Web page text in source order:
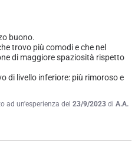
buono.
trovo più comodi e che nel
di maggiore spaziosità rispetto
di livello inferiore: più rimoroso e
ad un'esperienza del 23/9/2023 di A.A.